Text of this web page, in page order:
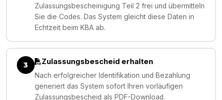
Zulassungsbescheinigung Teil 2 frei und übermitteln
Sie die Codes. Das System gleicht diese Daten in
Echtzeit beim KBA ab.
3 Zulassungsbescheid erhalten
Nach erfolgreicher Identifikation und Bezahlung
generiert das System sofort Ihren vorläufigen
Zulassungsbescheid als PDF-Download.